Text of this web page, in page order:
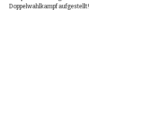
Doppelwahlkampf aufgestellt!